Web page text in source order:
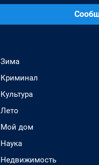
Зима
Криминал
Культура
Лето
Мой дом
Наука
Недвижимость